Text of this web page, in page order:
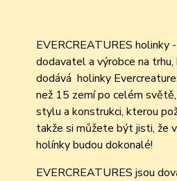
EVERCREATURES holinky
dodavatel a výrobce na
dodává holinky
než 15 zemí po celém
stylu a konstrukci, kterou
takže si můžete být jisti, že
holínky budou dokonalé!
EVERCREATURES jsou